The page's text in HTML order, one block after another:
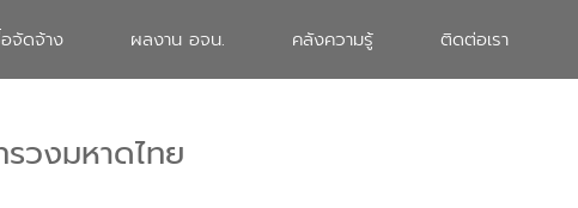
จัดจ้าง ผลงาน อจน. คลังความรู้ ติดต่อเรา
วงมหาดไทย